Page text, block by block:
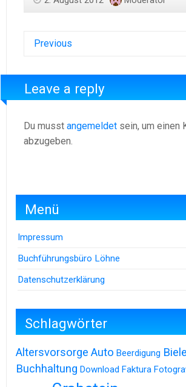
Previous
Leave a reply
Du musst angemeldet sein, um einen
abzugeben.
Menü
Impressum
Buchführungsbüro Löhne
Datenschutzerklärung
Schlagwörter
Altersvorsorge Auto Beerdigung
Buchhaltung Download Faktura